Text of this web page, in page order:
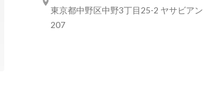
東京都中野区中野3丁目25-2 ヤサビアン
207